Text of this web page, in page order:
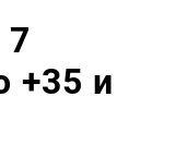
+35 и